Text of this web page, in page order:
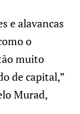
e alavancas
o
muito
de capital,”
Murad,